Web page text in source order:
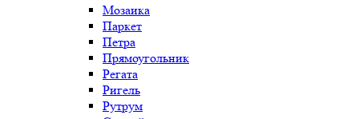
Мозаика
Паркет
Петра
Прямоугольник
Регата
Ригель
Рутрум